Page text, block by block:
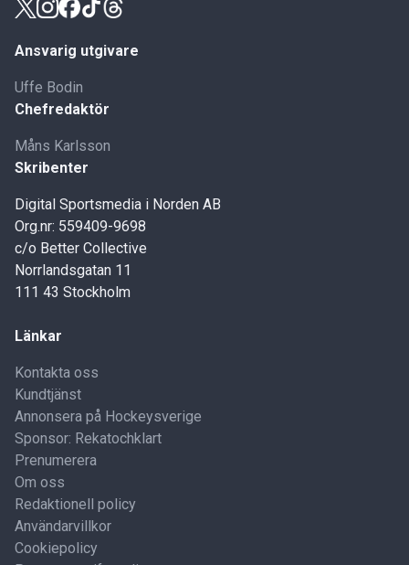
Ansvarig utgivare
Uffe Bodin
Chefredaktör
Måns Karlsson
Skribenter
Digital Sportsmedia i Norden AB
Org.nr: 559409-9698
c/o Better Collective
Norrlandsgatan 11
111 43 Stockholm
Länkar
Kontakta oss
Kundtjänst
Annonsera på Hockeysverige
Sponsor: Rekatochklart
Prenumerera
Om oss
Redaktionell policy
Användarvillkor
Cookiepolicy